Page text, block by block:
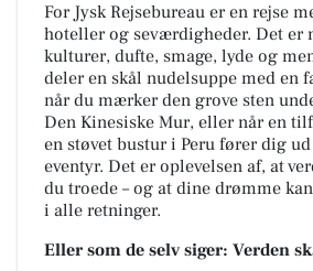
For Jysk Rejsebureau er en rejse
hoteller og seværdigheder. Det er
kulturer, dufte, smage, lyde og
deler en skål nudelsuppe med en
når du mærker den grove sten
Den Kinesiske Mur, eller når en
en støvet bustur i Peru fører dig
eventyr. Det er oplevelsen af, at
du troede – og at dine drømme
i alle retninger.
Eller som de selv siger: Verden